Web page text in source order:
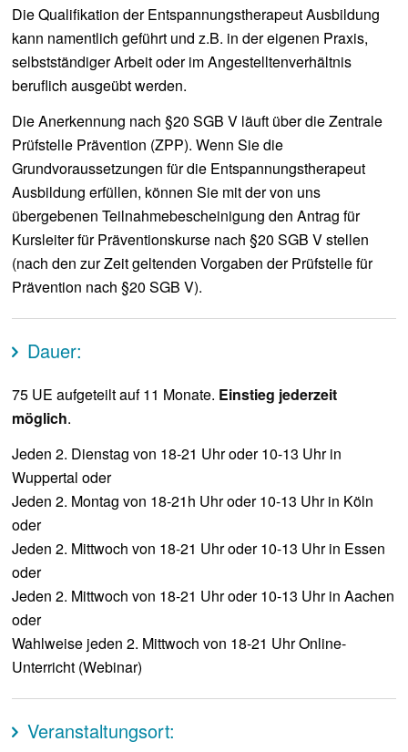
Die Qualifikation der Entspannungstherapeut Ausbildung
kann namentlich geführt und z.B. in der eigenen Praxis,
selbstständiger Arbeit oder im Angestelltenverhältnis
beruflich ausgeübt werden.
Die Anerkennung nach §20 SGB V läuft über die Zentrale
Prüfstelle Prävention (ZPP). Wenn Sie die
Grundvoraussetzungen für die Entspannungstherapeut
Ausbildung erfüllen, können Sie mit der von uns
übergebenen Teilnahmebescheinigung den Antrag für
Kursleiter für Präventionskurse nach §20 SGB V stellen
(nach den zur Zeit geltenden Vorgaben der Prüfstelle für
Prävention nach §20 SGB V).
Dauer:
75 UE aufgeteilt auf 11 Monate. Einstieg jederzeit
möglich.
Jeden 2. Dienstag von 18-21 Uhr oder 10-13 Uhr in
Wuppertal oder
Jeden 2. Montag von 18-21h Uhr oder 10-13 Uhr in Köln
oder
Jeden 2. Mittwoch von 18-21 Uhr oder 10-13 Uhr in Essen
oder
Jeden 2. Mittwoch von 18-21 Uhr oder 10-13 Uhr in Aachen
oder
Wahlweise jeden 2. Mittwoch von 18-21 Uhr Online-
Unterricht (Webinar)
Veranstaltungsort: